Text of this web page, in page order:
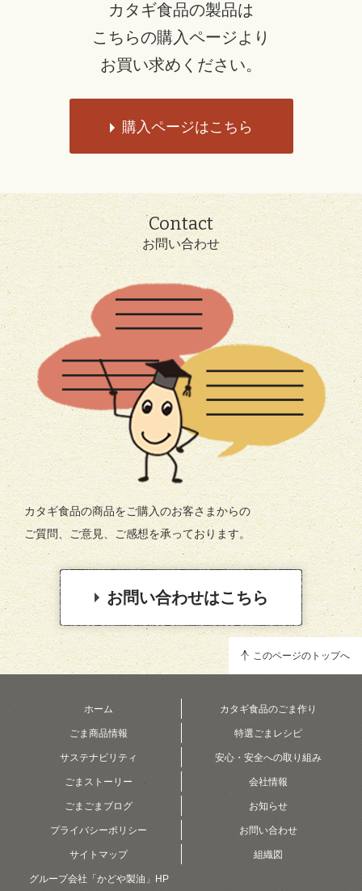
カタギ食品の製品は
こちらの購入ページより
お買い求めください。
購入ページはこちら
Contact
お問い合わせ
カタギ食品の商品をご購入のお客さまからの
ご質問、ご意見、ご感想を承っております。
お問い合わせはこちら
このページのトップへ
ホーム カタギ食品のごま作り
ごま商品情報 特選ごまレシピ
サステナビリティ 安心・安全への取り組み
ごまストーリー 会社情報
ごまごまブログ お知らせ
プライバシーポリシー お問い合わせ
サイトマップ 組織図
グループ会社「かどや製油」HP